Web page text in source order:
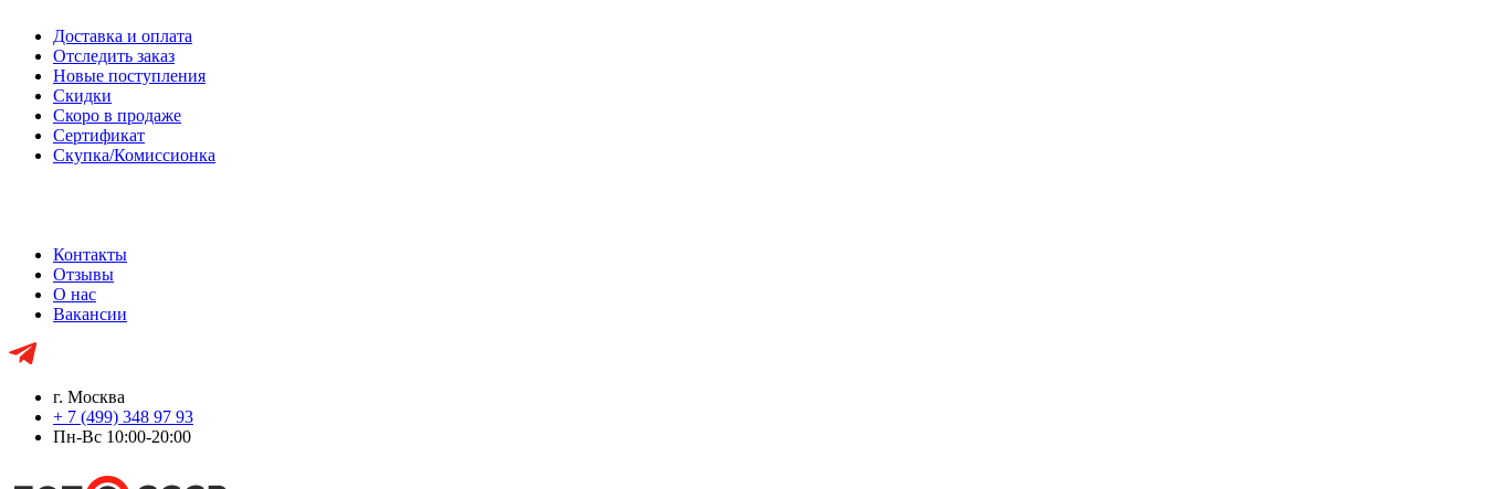
Доставка и оплата
Отследить заказ
Новые поступления
Скидки
Скоро в продаже
Сертификат
Скупка/Комиссионка
Контакты
Отзывы
О нас
Вакансии
г. Москва
+ 7 (499) 348 97 93
Пн-Вс 10:00-20:00